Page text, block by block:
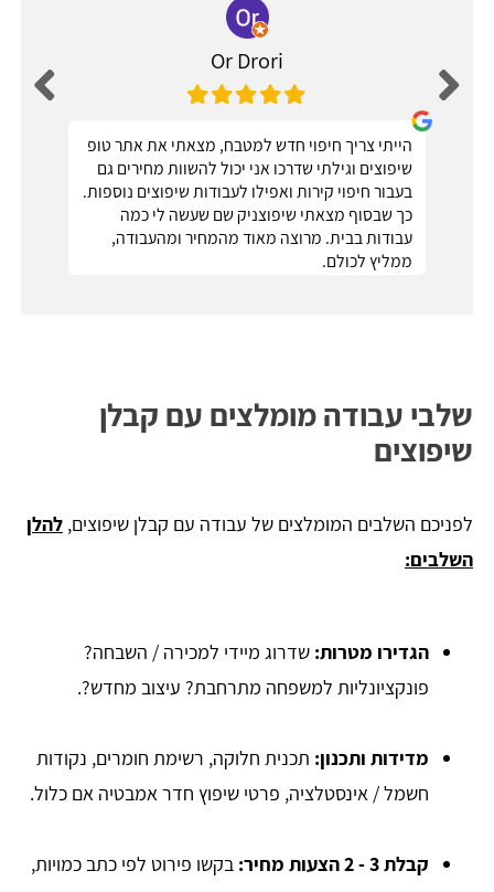
Or Drori
הייתי צריך חיפוי חדש למטבח, מצאתי את אתר טופ
שיפוצים וגילתי שדרכו אני יכול להשוות מחירים גם
בעבור חיפוי קירות ואפילו לעבודות שיפוצים נוספות.
כך שבסוף מצאתי שיפוצניק שם שעשה לי כמה
עבודות בבית. מרוצה מאוד מהמחיר ומהעבודה,
ממליץ לכולם.
שלבי עבודה מומלצים עם קבלן
שיפוצים
​לפניכם השלבים המומלצים של עבודה עם קבלן שיפוצים, להלן
השלבים:
הגדירו מטרות: שדרוג מיידי למכירה / השבחה?
פונקציונליות למשפחה מתרחבת? עיצוב מחדש?.
מדידות ותכנון: תכנית חלוקה, רשימת חומרים, נקודות
חשמל / אינסטלציה, פרטי שיפוץ חדר אמבטיה אם כלול.
קבלת 3 - 2 הצעות מחיר:
בקשו פירוט לפי כתב כמויות,